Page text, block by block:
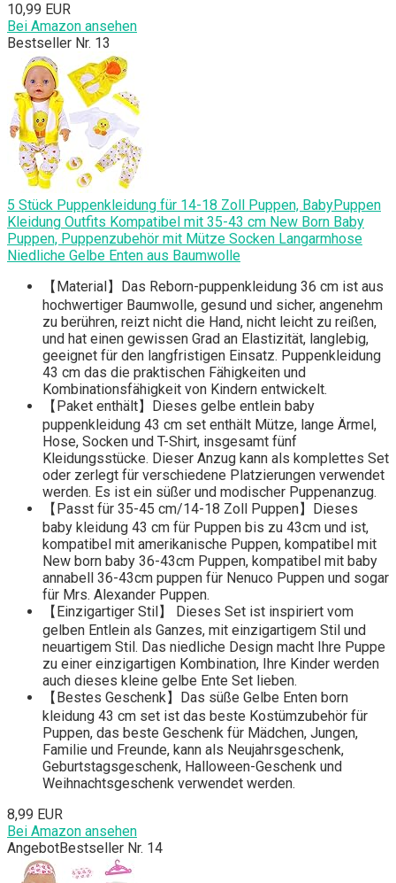
10,99 EUR
Bei Amazon ansehen
Bestseller Nr. 13
5 Stück Puppenkleidung für 14-18 Zoll Puppen, BabyPuppen
Kleidung Outfits Kompatibel mit 35-43 cm New Born Baby
Puppen, Puppenzubehör mit Mütze Socken Langarmhose
Niedliche Gelbe Enten aus Baumwolle
【Material】Das Reborn-puppenkleidung 36 cm ist aus
hochwertiger Baumwolle, gesund und sicher, angenehm
zu berühren, reizt nicht die Hand, nicht leicht zu reißen,
und hat einen gewissen Grad an Elastizität, langlebig,
geeignet für den langfristigen Einsatz. Puppenkleidung
43 cm das die praktischen Fähigkeiten und
Kombinationsfähigkeit von Kindern entwickelt.
【Paket enthält】Dieses gelbe entlein baby
puppenkleidung 43 cm set enthält Mütze, lange Ärmel,
Hose, Socken und T-Shirt, insgesamt fünf
Kleidungsstücke. Dieser Anzug kann als komplettes Set
oder zerlegt für verschiedene Platzierungen verwendet
werden. Es ist ein süßer und modischer Puppenanzug.
【Passt für 35-45 cm/14-18 Zoll Puppen】Dieses
baby kleidung 43 cm für Puppen bis zu 43cm und ist,
kompatibel mit amerikanische Puppen, kompatibel mit
New born baby 36-43cm Puppen, kompatibel mit baby
annabell 36-43cm puppen für Nenuco Puppen und sogar
für Mrs. Alexander Puppen.
【Einzigartiger Stil】 Dieses Set ist inspiriert vom
gelben Entlein als Ganzes, mit einzigartigem Stil und
neuartigem Stil. Das niedliche Design macht Ihre Puppe
zu einer einzigartigen Kombination, Ihre Kinder werden
auch dieses kleine gelbe Ente Set lieben.
【Bestes Geschenk】Das süße Gelbe Enten born
kleidung 43 cm set ist das beste Kostümzubehör für
Puppen, das beste Geschenk für Mädchen, Jungen,
Familie und Freunde, kann als Neujahrsgeschenk,
Geburtstagsgeschenk, Halloween-Geschenk und
Weihnachtsgeschenk verwendet werden.
8,99 EUR
Bei Amazon ansehen
AngebotBestseller Nr. 14